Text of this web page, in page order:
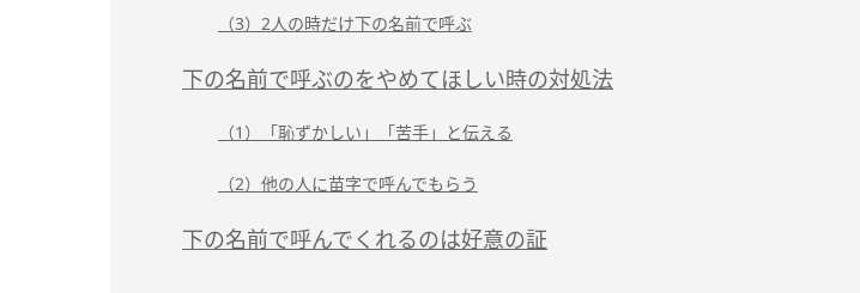
（3）2人の時だけ下の名前で呼ぶ
下の名前で呼ぶのをやめてほしい時の対処法
（1）「恥ずかしい」「苦手」と伝える
（2）他の人に苗字で呼んでもらう
下の名前で呼んでくれるのは好意の証